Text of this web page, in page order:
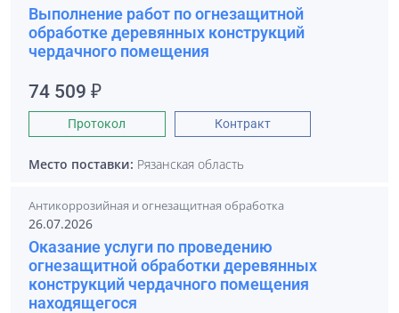
Выполнение работ по огнезащитной
обработке деревянных конструкций
чердачного помещения
74 509 ₽
Протокол Контракт
Место поставки: Рязанская область
Антикоррозийная и огнезащитная обработка
26.07.2026
Оказание услуги по проведению
огнезащитной обработки деревянных
конструкций чердачного помещения
находящегося